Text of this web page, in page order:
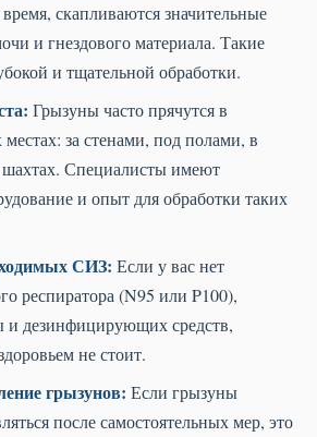
скапливаются значительные
и гнездового материала. Такие
и тщательной обработки.
Грызуны часто прячутся в
за стенами, под полами, в
Специалисты имеют
и опыт для обработки таких
СИЗ: Если у вас нет
респиратора (N95 или P100),
и дезинфицирующих средств,
не стоит.
грызунов: Если грызуны
после самостоятельных мер, это